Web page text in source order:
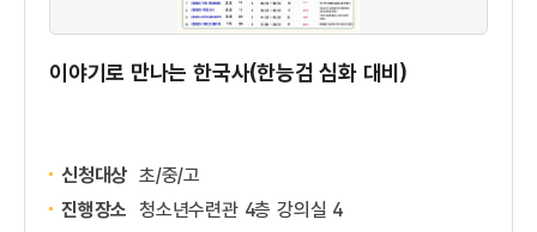
이야기로 만나는 한국사(한능검 심화 대비)
신청대상 초/중/고
진행장소 청소년수련관 4층 강의실 4